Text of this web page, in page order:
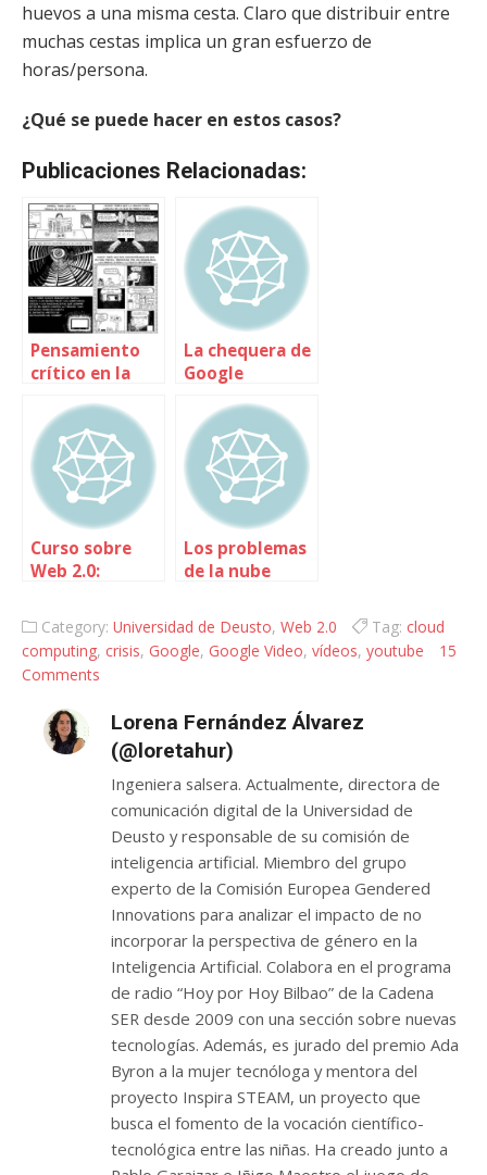
huevos a una misma cesta. Claro que distribuir entre
muchas cestas implica un gran esfuerzo de
horas/persona.
¿Qué se puede hacer en estos casos?
Publicaciones Relacionadas:
Pensamiento
crítico en la
La chequera de
Google
Curso sobre
Web 2.0:
Los problemas
de la nube
Radio Euskadi
Category: Universidad de Deusto, Web 2.0 Tag: cloud
computing, crisis, Google, Google Video, vídeos, youtube
15
Comments
Lorena Fernández Álvarez
(@loretahur)
Ingeniera salsera. Actualmente, directora de
comunicación digital de la Universidad de
Deusto y responsable de su comisión de
inteligencia artificial. Miembro del grupo
experto de la Comisión Europea Gendered
Innovations para analizar el impacto de no
incorporar la perspectiva de género en la
Inteligencia Artificial. Colabora en el programa
de radio “Hoy por Hoy Bilbao” de la Cadena
SER desde 2009 con una sección sobre nuevas
tecnologías. Además, es jurado del premio Ada
Byron a la mujer tecnóloga y mentora del
proyecto Inspira STEAM, un proyecto que
busca el fomento de la vocación científico-
tecnológica entre las niñas. Ha creado junto a